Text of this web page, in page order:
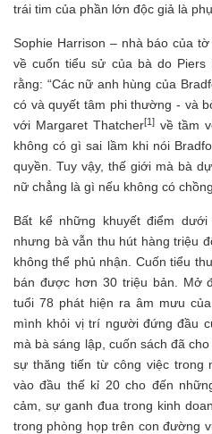
trái tim của phần lớn độc giả là
Sophie Harrison – nhà báo của tờ
về cuốn tiểu sử của bà do Piers
rằng: “Các nữ anh hùng của
có và quyết tâm phi thường - và
với Margaret Thatcher[1]về tầm
không có gì sai lầm khi nói
quyền. Tuy vậy, thế giới mà bà
nữ chẳng là gì nếu không có
Bất kể những khuyết điểm
nhưng bà vẫn thu hút hàng triệu
không thể phủ nhận. Cuốn tiểu
bán được hơn 30 triệu bản. Mở
tuổi 78 phát hiện ra âm mưu
mình khỏi vị trí người đứng đầu
mà bà sáng lập, cuốn sách đã
sự thăng tiến từ công việc trong
vào đầu thế kỉ 20 cho đến
cảm, sự ganh đua trong kinh
trong phòng họp trên con đường